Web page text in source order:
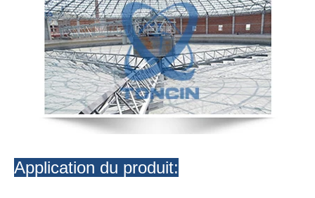
Application du produit: